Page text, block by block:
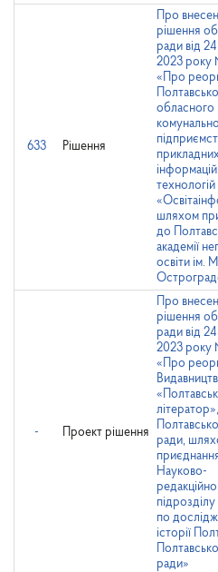
633 Рішення
Про
рішення
ради від
2023 року
«Про
обласного
технологій
шляхом
до
академії
освіти ім.
- Проект рішення
Про
рішення
ради від
2023 року
«Про
літератор»,
ради,
Науково-
по
історії
ради»